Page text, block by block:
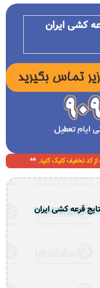
کشی ایران
قرعه کشی ایران